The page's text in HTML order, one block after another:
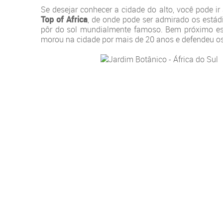
Se desejar conhecer a cidade do alto, você pode
Top of Africa, de onde pode ser admirado os
pôr do sol mundialmente famoso. Bem próximo
morou na cidade por mais de 20 anos e defendeu